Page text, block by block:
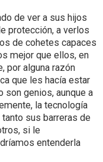
de ver a sus hijos
protección, a verlos
de cohetes capaces
mejor que ellos, en
por alguna razón
que les hacía estar
son genios, aunque a
la tecnología
sus barreras de
si le
entenderla